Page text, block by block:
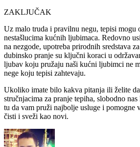
ZAKLJUČAK
Uz malo truda i pravilnu negu, tepisi mogu
nestašlucima kućnih ljubimaca. Redovno
na nezgode, upotreba prirodnih sredstava
dubinsko pranje su ključni koraci u
ljubav koju pružaju naši kućni ljubimci ne
nege koju tepisi zahtevaju.
Ukoliko imate bilo kakva pitanja ili želite da
stručnjacima za pranje tepiha, slobodno
tu da vam pruži najbolje usluge i pomogne
čisti i sveži kao novi.